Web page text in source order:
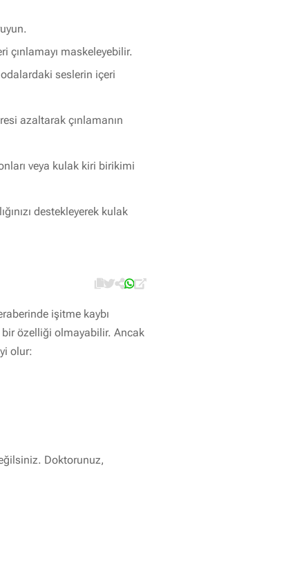
çınlamayı maskeleyebilir.
odalardaki seslerin içeri
azaltarak çınlamanın
veya kulak kiri birikimi
destekleyerek kulak
işitme kaybı
bir özelliği olmayabilir. Ancak
olur:
Doktorunuz,